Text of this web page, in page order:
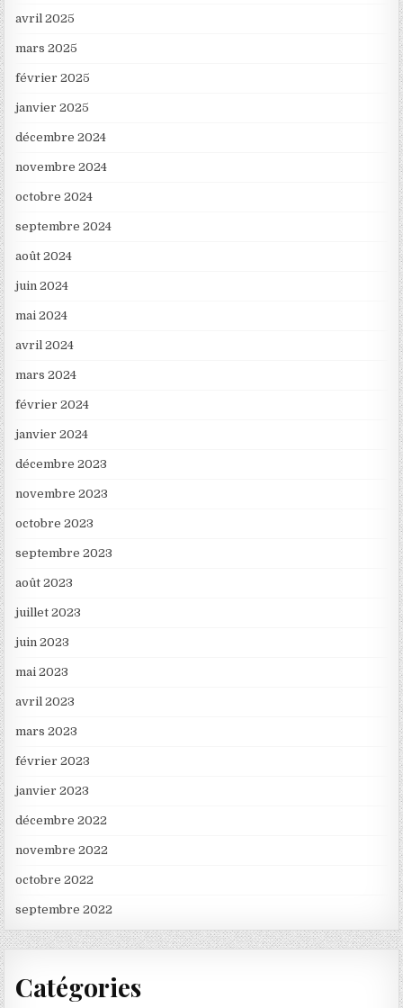
avril 2025
mars 2025
février 2025
janvier 2025
décembre 2024
novembre 2024
octobre 2024
septembre 2024
août 2024
juin 2024
mai 2024
avril 2024
mars 2024
février 2024
janvier 2024
décembre 2023
novembre 2023
octobre 2023
septembre 2023
août 2023
juillet 2023
juin 2023
mai 2023
avril 2023
mars 2023
février 2023
janvier 2023
décembre 2022
novembre 2022
octobre 2022
septembre 2022
Catégories